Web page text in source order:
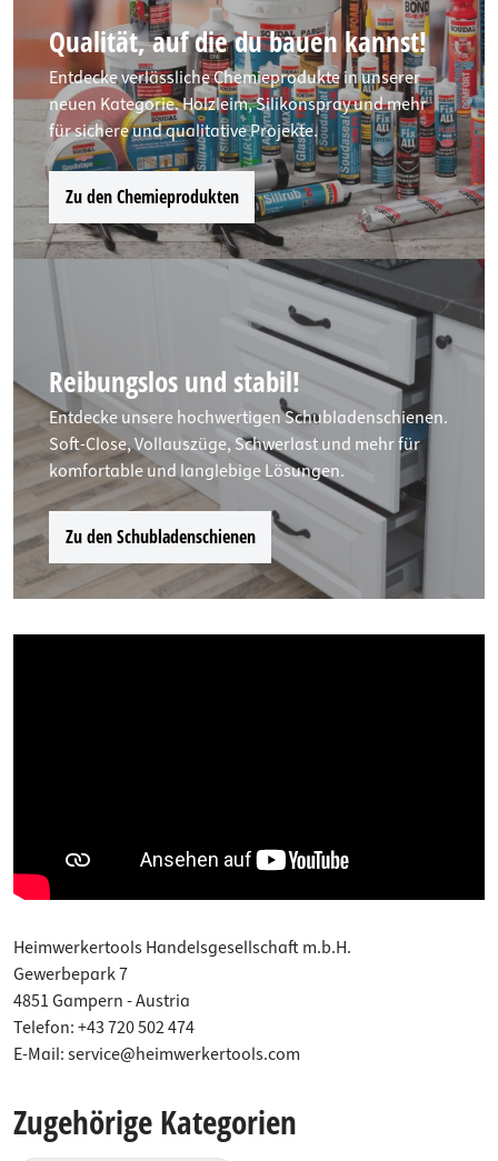
Qualität, auf die du bauen kannst!
Entdecke verlässliche Chemieprodukte in unserer
neuen Kategorie. Holzleim, Silikonspray und mehr
für sichere und qualitative Projekte.
Zu den Chemieprodukten
Reibungslos und stabil!
Entdecke unsere hochwertigen Schubladenschienen.
Soft-Close, Vollauszüge, Schwerlast und mehr für
komfortable und langlebige Lösungen.
Zu den Schubladenschienen
Heimwerkertools Handelsgesellschaft m.b.H.
Gewerbepark 7
4851 Gampern - Austria
Telefon: +43 720 502 474
E-Mail: service@heimwerkertools.com
Zugehörige Kategorien